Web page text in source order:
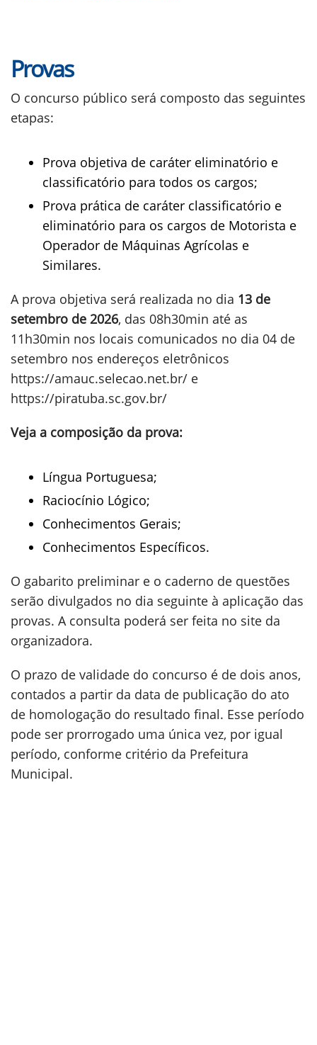
Provas
O concurso público será composto das seguintes
etapas:
Prova objetiva de caráter eliminatório e
classificatório para todos os cargos;
Prova prática de caráter classificatório e
eliminatório para os cargos de Motorista e
Operador de Máquinas Agrícolas e
Similares.
A prova objetiva será realizada no dia 13 de
setembro de 2026, das 08h30min até as
11h30min nos locais comunicados no dia 04 de
setembro nos endereços eletrônicos
https://amauc.selecao.net.br/ e
https://piratuba.sc.gov.br/
Veja a composição da prova:
Língua Portuguesa;
Raciocínio Lógico;
Conhecimentos Gerais;
Conhecimentos Específicos.
O gabarito preliminar e o caderno de questões
serão divulgados no dia seguinte à aplicação das
provas. A consulta poderá ser feita no site da
organizadora.
O prazo de validade do concurso é de dois anos,
contados a partir da data de publicação do ato
de homologação do resultado final. Esse período
pode ser prorrogado uma única vez, por igual
período, conforme critério da Prefeitura
Municipal.